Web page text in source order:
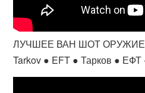
ЛУЧШЕЕ ВАН ШОТ ОРУЖИЕ ●
Tarkov ● EFT ● Тарков ● ЕФТ